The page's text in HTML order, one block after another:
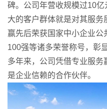
碑。公司年营收规模过10
大的客户群体就是对其服
赢先后荣获国家中小企业
100强等诸多荣誉称号，彰
多年来，公司凭借专业服务
是企业信赖的合作伙伴。